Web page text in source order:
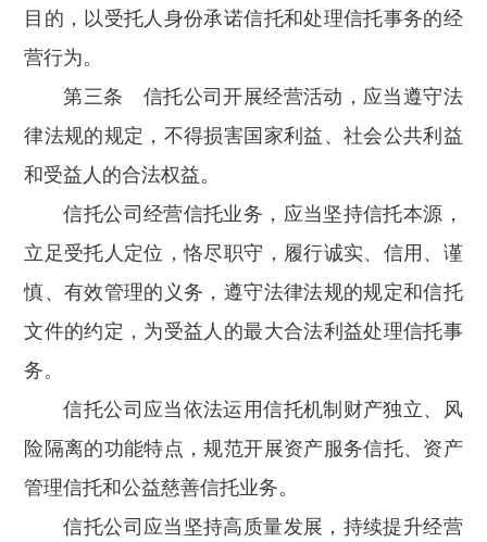
目的，以受托人身份承诺信托和处理信托事务的经
营行为。
第三条 信托公司开展经营活动，应当遵守法
律法规的规定，不得损害国家利益、社会公共利益
和受益人的合法权益。
信托公司经营信托业务，应当坚持信托本源，
立足受托人定位，恪尽职守，履行诚实、信用、谨
慎、有效管理的义务，遵守法律法规的规定和信托
文件的约定，为受益人的最大合法利益处理信托事
务。
信托公司应当依法运用信托机制财产独立、风
险隔离的功能特点，规范开展资产服务信托、资产
管理信托和公益慈善信托业务。
信托公司应当坚持高质量发展，持续提升经营